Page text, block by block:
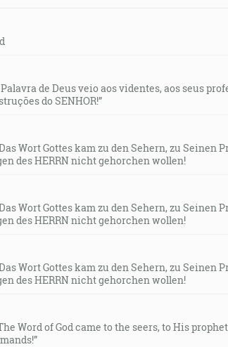
Palavra de Deus veio aos videntes, aos seus
do SENHOR!”
Wort Gottes kam zu den Sehern, zu
des HERRN nicht gehorchen wollen!
Wort Gottes kam zu den Sehern, zu
des HERRN nicht gehorchen wollen!
Wort Gottes kam zu den Sehern, zu
des HERRN nicht gehorchen wollen!
Word of God came to the seers, to His